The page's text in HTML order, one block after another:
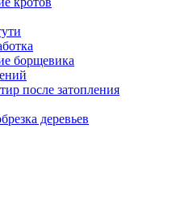
борщевика
после затопления
деревьев